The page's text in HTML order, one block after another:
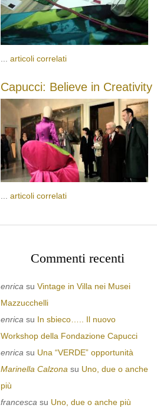
... articoli correlati
Capucci: Believe in Creativity
articoli correlati
Commenti recenti
enrica su Vintage in Villa nei Musei
Mazzucchelli
enrica su In sbieco….. Il nuovo
Workshop della Fondazione Capucci
enrica su Una “VERDE” opportunità
Marinella Calzona su Uno, due o anche
più
francesca su Uno, due o anche più